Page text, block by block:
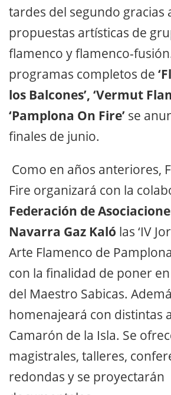
tardes del segundo gracias
propuestas artísticas de
flamenco y flamenco-
programas completos de
los Balcones’, ‘Vermut
‘Pamplona On Fire’ se
finales de junio.
Como en años anteriores,
Fire organizará con la
Federación de
Navarra Gaz Kaló las ‘IV
Arte Flamenco de
con la finalidad de poner
del Maestro Sabicas.
homenajeará con distintas
Camarón de la Isla. Se
magistrales, talleres,
redondas y se proyectarán